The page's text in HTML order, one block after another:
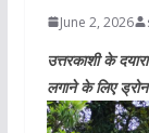
June 2, 2026
उत्तरकाशी के
लगाने के लिए